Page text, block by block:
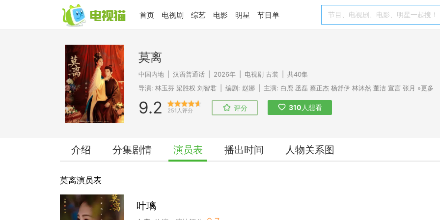
首页 电视剧 综艺 电影 明星 节目单
莫离
中国内地 汉语普通话 2026年 电视剧 古装
共40集
导演: 林玉芬 梁胜权 刘智君 编剧: 赵娜 主演: 白鹿 丞磊 蔡正杰 杨舒伊 林沐然 董洁 宣言 张月 »更多
9.2 251人评分 评分 310 人想看
介绍 分集剧情 演员表 播出时间 人物关系图
莫离演员表
叶璃